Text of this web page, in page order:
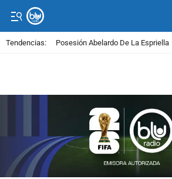
Tendencias: Posesión Abelardo De La Espriella